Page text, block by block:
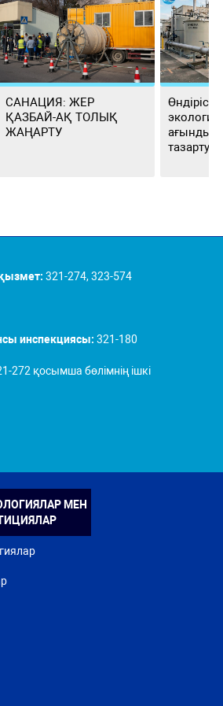
САНАЦИЯ: ЖЕР
ҚАЗБАЙ-АҚ ТОЛЫҚ
ЖАҢАРТУ
ағынды
321-274, 323-574
инспекциясы: 321-180
272 қосымша бөлімнің ішкі
МЕН